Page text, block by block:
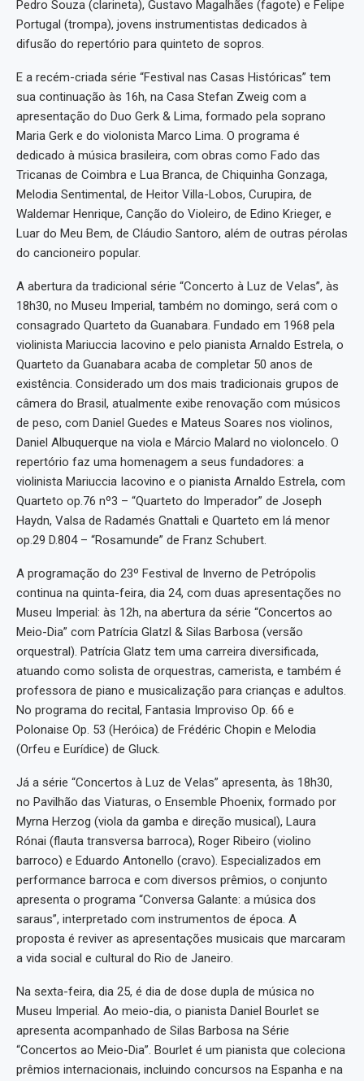
Pedro Souza (clarineta), Gustavo Magalhães (fagote) e Felipe
Portugal (trompa), jovens instrumentistas dedicados à
difusão do repertório para quinteto de sopros.
E a recém-criada série “Festival nas Casas Históricas” tem
sua continuação às 16h, na Casa Stefan Zweig com a
apresentação do Duo Gerk & Lima, formado pela soprano
Maria Gerk e do violonista Marco Lima. O programa é
dedicado à música brasileira, com obras como Fado das
Tricanas de Coimbra e Lua Branca, de Chiquinha Gonzaga,
Melodia Sentimental, de Heitor Villa-Lobos, Curupira, de
Waldemar Henrique, Canção do Violeiro, de Edino Krieger, e
Luar do Meu Bem, de Cláudio Santoro, além de outras pérolas
do cancioneiro popular.
A abertura da tradicional série “Concerto à Luz de Velas”, às
18h30, no Museu Imperial, também no domingo, será com o
consagrado Quarteto da Guanabara. Fundado em 1968 pela
violinista Mariuccia Iacovino e pelo pianista Arnaldo Estrela, o
Quarteto da Guanabara acaba de completar 50 anos de
existência. Considerado um dos mais tradicionais grupos de
câmera do Brasil, atualmente exibe renovação com músicos
de peso, com Daniel Guedes e Mateus Soares nos violinos,
Daniel Albuquerque na viola e Márcio Malard no violoncelo. O
repertório faz uma homenagem a seus fundadores: a
violinista Mariuccia Iacovino e o pianista Arnaldo Estrela, com
Quarteto op.76 nº3 – “Quarteto do Imperador” de Joseph
Haydn, Valsa de Radamés Gnattali e Quarteto em lá menor
op.29 D.804 – “Rosamunde” de Franz Schubert.
A programação do 23º Festival de Inverno de Petrópolis
continua na quinta-feira, dia 24, com duas apresentações no
Museu Imperial: às 12h, na abertura da série “Concertos ao
Meio-Dia” com Patrícia Glatzl & Silas Barbosa (versão
orquestral). Patrícia Glatz tem uma carreira diversificada,
atuando como solista de orquestras, camerista, e também é
professora de piano e musicalização para crianças e adultos.
No programa do recital, Fantasia Improviso Op. 66 e
Polonaise Op. 53 (Heróica) de Frédéric Chopin e Melodia
(Orfeu e Eurídice) de Gluck.
Já a série “Concertos à Luz de Velas” apresenta, às 18h30,
no Pavilhão das Viaturas, o Ensemble Phoenix, formado por
Myrna Herzog (viola da gamba e direção musical), Laura
Rónai (flauta transversa barroca), Roger Ribeiro (violino
barroco) e Eduardo Antonello (cravo). Especializados em
performance barroca e com diversos prêmios, o conjunto
apresenta o programa “Conversa Galante: a música dos
saraus”, interpretado com instrumentos de época. A
proposta é reviver as apresentações musicais que marcaram
a vida social e cultural do Rio de Janeiro.
Na sexta-feira, dia 25, é dia de dose dupla de música no
Museu Imperial. Ao meio-dia, o pianista Daniel Bourlet se
apresenta acompanhado de Silas Barbosa na Série
“Concertos ao Meio-Dia”. Bourlet é um pianista que coleciona
prêmios internacionais, incluindo concursos na Espanha e na